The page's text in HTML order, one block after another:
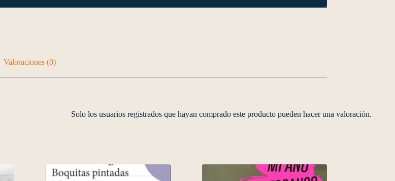
Valoraciones (0)
Solo los usuarios registrados que hayan comprado este producto pueden hacer una valoración.